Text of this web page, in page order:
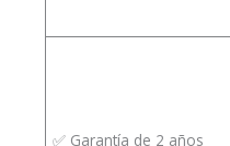
✅ Garantía de 2 años